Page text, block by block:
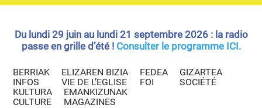
Du lundi 29 juin au lundi 21 septembre 2026 : la radio
passe en grille d’été ! Consulter le programme ICI.
BERRIAK
INFOS
ELIZAREN BIZIA
VIE DE L’EGLISE
FEDEA
FOI
GIZARTEA
SOCIÉTÉ
KULTURA
CULTURE
EMANKIZUNAK
MAGAZINES